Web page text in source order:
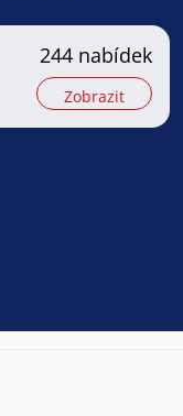
244 nabídek
Zobrazit